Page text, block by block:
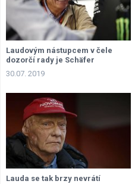
Laudovým nástupcem v čele
dozorčí rady je Schäfer
30.07. 2019
Lauda se tak brzy nevrátí